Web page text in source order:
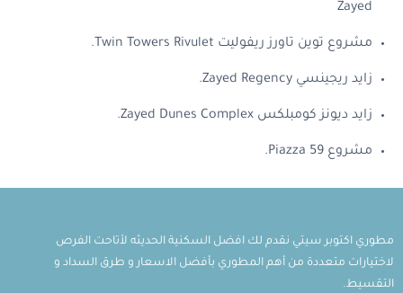
Zayed
مشروع توين تاورز ريفوليت Twin Towers Rivulet.
زايد ريجينسي Zayed Regency.
زايد ديونز كومبلكس Zayed Dunes Complex.
مشروع Piazza 59.
مطوري اكتوبر سيتي نقدم لك افضل السكنية الحديثه لأتاحت الفرص
لاختيارات متعددة من أهم المطوري بأفضل الاسعار و طرق السداد و
التقسيط.